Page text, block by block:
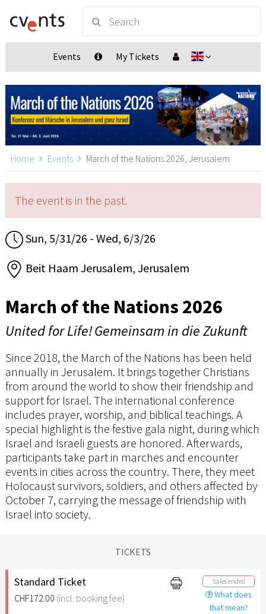
Events My Tickets
Home Events March of the Nations 2026, Jerusalem
The event is in the past.
Sun, 5/31/26 - Wed, 6/3/26
Beit Haam Jerusalem, Jerusalem
March of the Nations 2026
United for Life! Gemeinsam in die Zukunft
Since 2018, the March of the Nations has been held
annually in Jerusalem. It brings together Christians
from around the world to show their friendship and
support for Israel. The international conference
includes prayer, worship, and biblical teachings. A
special highlight is the festive gala night, during which
Israel and Israeli guests are honored. Afterwards,
participants take part in marches and encounter
events in cities across the country. There, they meet
Holocaust survivors, soldiers, and others affected by
October 7, carrying the message of friendship with
Israel into society.
TICKETS
Standard Ticket
CHF172.00 (incl. booking fee)
Sales ended
What does
that mean?